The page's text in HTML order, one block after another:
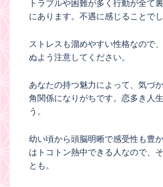
トラブルや困難が多く行動が全て
にあります。不遇に感じることでし
ストレスも溜めやすい性格なので
ぬよう注意してください。
あなたの持つ魅力によって、気づ
角関係になりがちです。恋多き人
う。
幼い頃から頭脳明晰で感受性も豊
はトコトン熱中できる人なので、
とも。